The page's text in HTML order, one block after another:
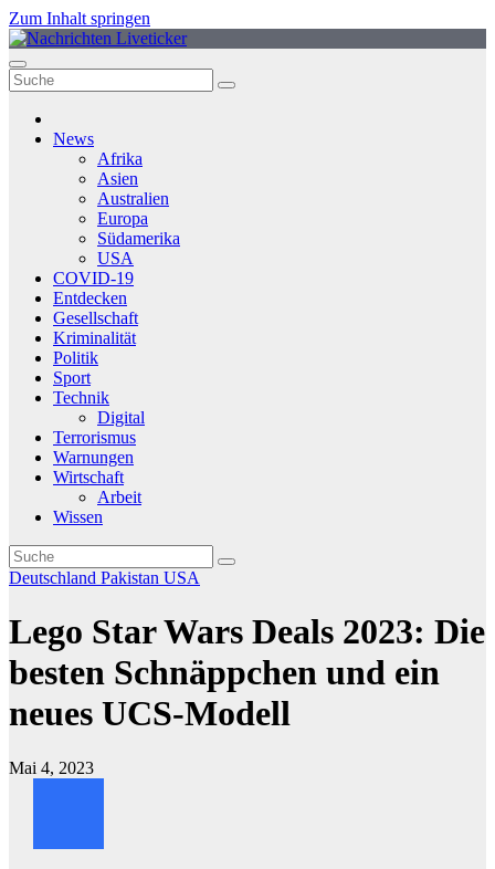
Zum Inhalt springen
News
Afrika
Asien
Australien
Europa
Südamerika
USA
COVID-19
Entdecken
Gesellschaft
Kriminalität
Politik
Sport
Technik
Digital
Terrorismus
Warnungen
Wirtschaft
Arbeit
Wissen
Deutschland Pakistan USA
Lego Star Wars Deals 2023: Die
besten Schnäppchen und ein
neues UCS-Modell
Mai 4, 2023